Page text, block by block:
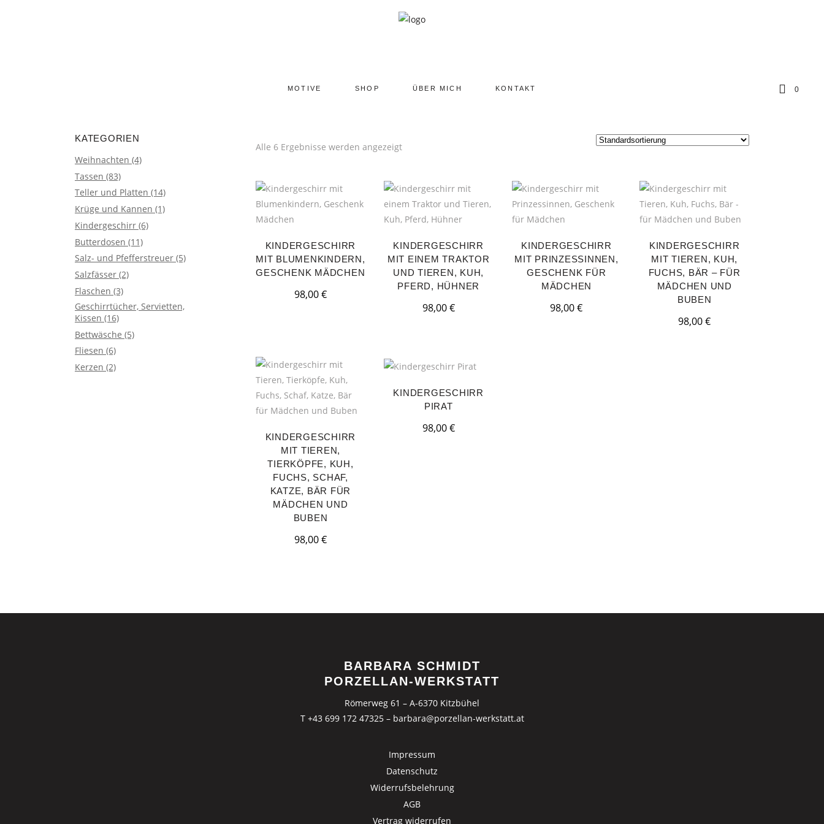
MOTIVE SHOP ÜBER MICH KONTAKT 0
Alle 6 Ergebnisse werden angezeigt
KINDERGESCHIRR
MIT BLUMENKINDERN,
GESCHENK MÄDCHEN
98,00€
KINDERGESCHIRR
MIT EINEM TRAKTOR
UND TIEREN, KUH,
PFERD, HÜHNER
98,00€
KINDERGESCHIRR
MIT PRINZESSINNEN,
GESCHENK FÜR
MÄDCHEN
98,00€
KINDERGESCHIRR
MIT TIEREN, KUH,
FUCHS, BÄR – FÜR
MÄDCHEN UND
BUBEN
98,00€
KINDERGESCHIRR
MIT TIEREN,
TIERKÖPFE, KUH,
FUCHS, SCHAF,
KATZE, BÄR FÜR
MÄDCHEN UND
BUBEN
98,00€
KINDERGESCHIRR
PIRAT
98,00€
KATEGORIEN
Weihnachten (4)
Tassen (83)
Teller und Platten (14)
Krüge und Kannen (1)
Kindergeschirr (6)
Butterdosen (11)
Salz- und Pfefferstreuer (5)
Salzfässer (2)
Flaschen (3)
Geschirrtücher, Servietten,
Kissen (16)
Bettwäsche (5)
Fliesen (6)
Kerzen (2)
BARBARA SCHMIDT
PORZELLAN-WERKSTATT
Römerweg 61 – A-6370 Kitzbühel
T +43 699 172 47325– barbara@porzellan-werkstatt.at
Impressum
Datenschutz
Widerrufsbelehrung
AGB
Vertrag widerrufen